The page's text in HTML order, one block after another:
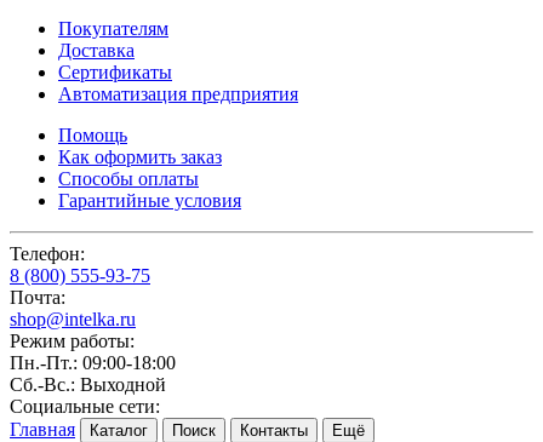
Покупателям
Доставка
Сертификаты
Автоматизация предприятия
Помощь
Как оформить заказ
Способы оплаты
Гарантийные условия
Телефон:
8 (800) 555-93-75
Почта:
shop@intelka.ru
Режим работы:
Пн.-Пт.: 09:00-18:00
Сб.-Вс.: Выходной
Социальные сети:
Главная
Каталог Поиск Контакты Ещё